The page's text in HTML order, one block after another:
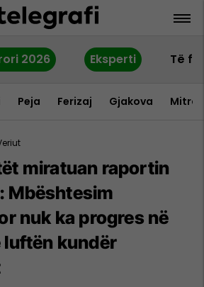
2026 Eksperti Të
Peja Ferizaj Gjakova
miratuan raportin
Mbështesim
nuk ka progres në
luftën kundër